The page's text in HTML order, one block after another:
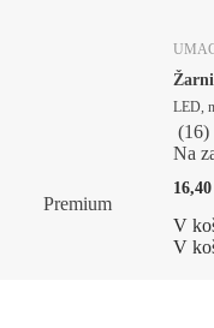
Premium
LED,
(16)
Na
V
V